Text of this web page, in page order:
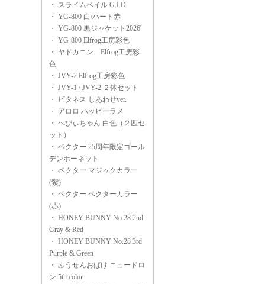
・ スライムペイル G.I.D
・ YG-800 白/ハート赤
・ YG-800 黒ジャケット2026'
・ YG-800 Elfrog工房彩色
・ ヤドカニン Elfrog工房彩
色
・ JVY-2 Elfrog工房彩色
・ JVY-1 / JVY-2 ２体セット
・
ビタネス しあわせver.
・ アロロ ハッピーラメ
・ へびぃちゃん 白色（２匹セ
ット）
・ ベクター 25周年限定ゴール
デンホーネット
・ ベクター マジックカラー
(紫)
・ ベクター ベクターカラー
(赤)
・ HONEY BUNNY No.28 2nd
Gray & Red
・ HONEY BUNNY No.28 3rd
Purple & Green
・ ふうせんおばけ ニュードロ
ン 5th color